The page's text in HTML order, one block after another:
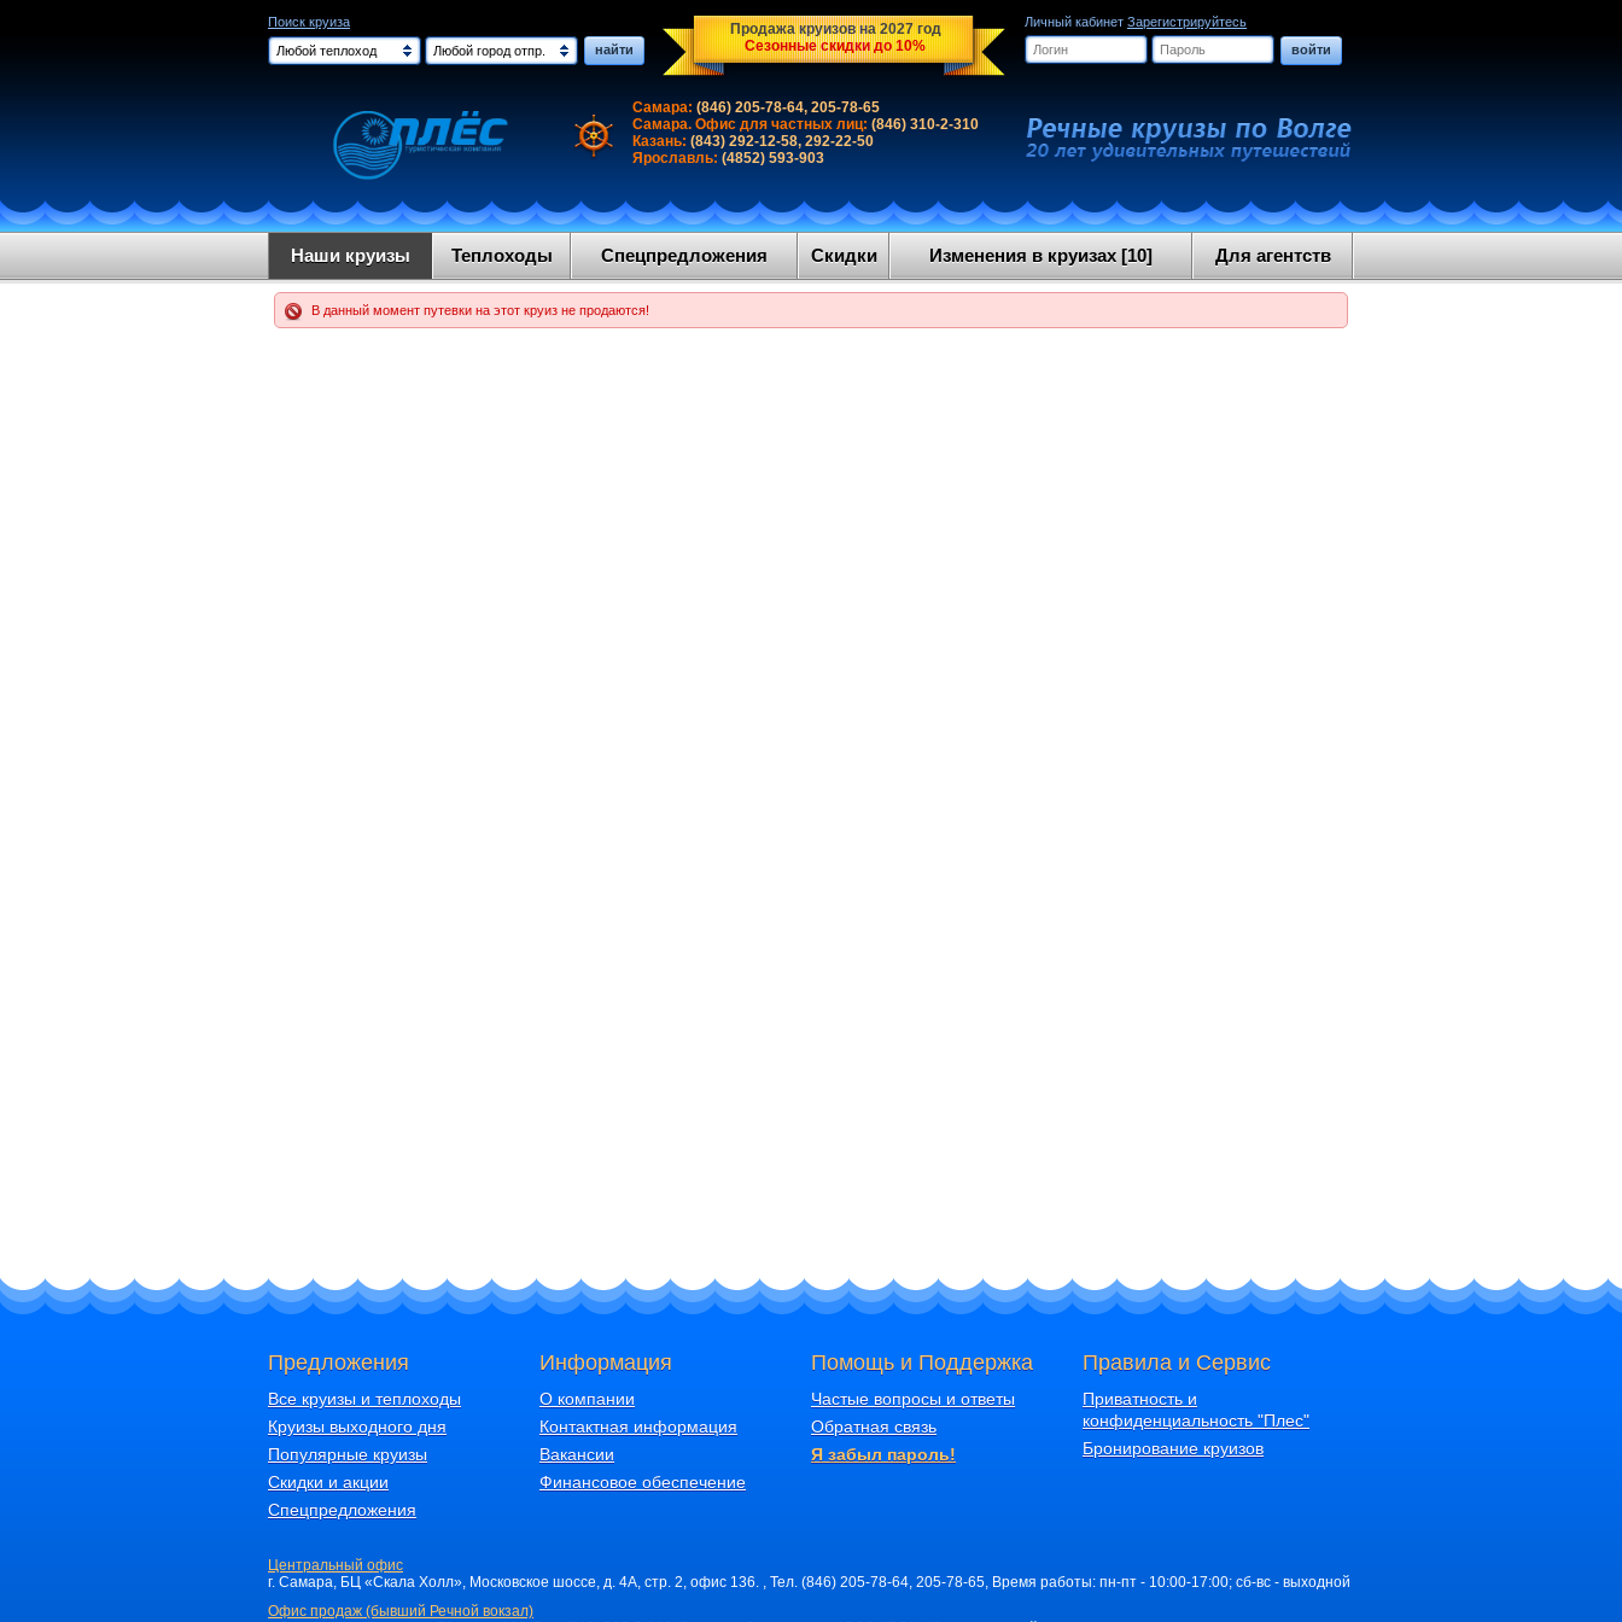
Поиск круиза
Любой теплоход
Любой город отпр. найти
Продажа круизов на 2027 год
Сезонные скидки до 10%
Личный кабинет Зарегистрируйтесь
войти
Самара: (846) 205-78-64, 205-78-65
Самара. Офис для частных лиц: (846) 310-2-310
Казань: (843) 292-12-58, 292-22-50
Ярославль: (4852) 593-903
Наши круизы Теплоходы Спецпредложения Скидки Изменения в круизах [10] Для агентств
В данный момент путевки на этот круиз не продаются!
Предложения
Все круизы и теплоходы
Круизы выходного дня
Популярные круизы
Скидки и акции
Спецпредложения
Информация
О компании
Контактная информация
Вакансии
Финансовое обеспечение
Помощь и Поддержка
Частые вопросы и ответы
Обратная связь
Я забыл пароль!
Правила и Сервис
Приватность и
конфиденциальность "Плес"
Бронирование круизов
Центральный офис
г. Самара, БЦ «Скала Холл», Московское шоссе, д. 4А, стр. 2, офис 136. , Тел. (846) 205-78-64, 205-78-65, Время работы: пн-пт - 10:00-17:00; сб-вс - выходной
Офис продаж (бывший Речной вокзал)